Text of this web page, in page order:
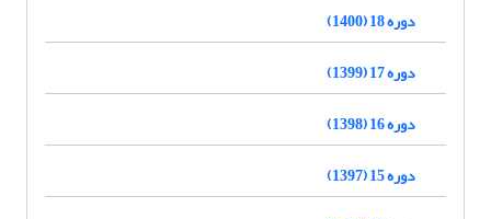
دوره 18 (1400)
دوره 17 (1399)
دوره 16 (1398)
دوره 15 (1397)